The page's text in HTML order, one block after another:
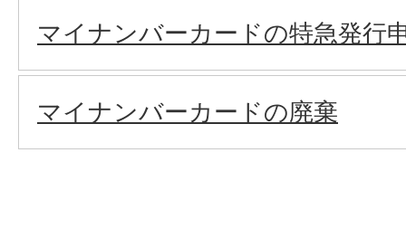
マイナンバーカードの特急発行
マイナンバーカードの廃棄